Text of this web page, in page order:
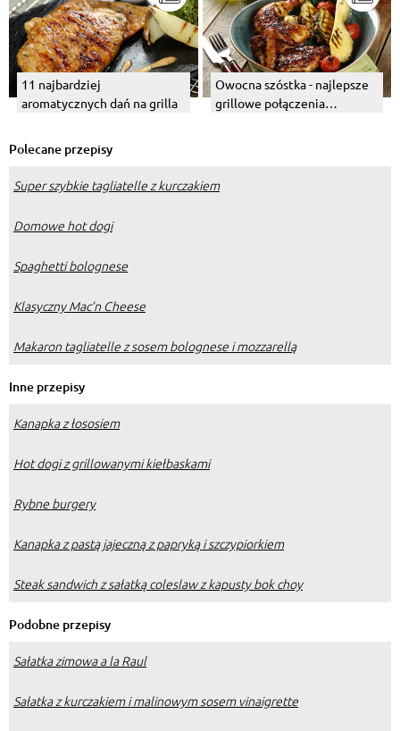
11 najbardziej
aromatycznych dań na grilla
Owocna szóstka - najlepsze
grillowe połączenia
Polecane przepisy
Super szybkie tagliatelle z kurczakiem
Domowe hot dogi
Spaghetti bolognese
Klasyczny Mac’n Cheese
Makaron tagliatelle z sosem bolognese i mozzarellą
Inne przepisy
Kanapka z łososiem
Hot dogi z grillowanymi kiełbaskami
Rybne burgery
Kanapka z pastą jajeczną z papryką i szczypiorkiem
Steak sandwich z sałatką coleslaw z kapusty bok choy
Podobne przepisy
Sałatka zimowa a la Raul
Sałatka z kurczakiem i malinowym sosem vinaigrette